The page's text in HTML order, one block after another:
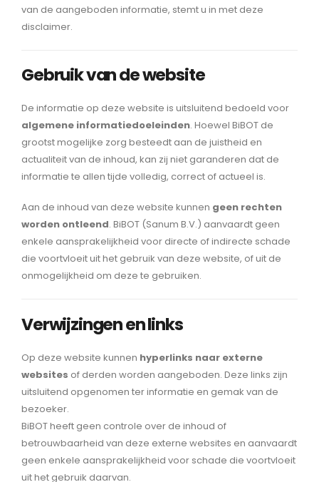
van de aangeboden informatie, stemt u in met deze
disclaimer.
Gebruik van de website
De informatie op deze website is uitsluitend bedoeld voor
algemene informatiedoeleinden. Hoewel BiBOT de
grootst mogelijke zorg besteedt aan de juistheid en
actualiteit van de inhoud, kan zij niet garanderen dat de
informatie te allen tijde volledig, correct of actueel is.
Aan de inhoud van deze website kunnen geen rechten
worden ontleend. BiBOT (Sanum B.V.) aanvaardt geen
enkele aansprakelijkheid voor directe of indirecte schade
die voortvloeit uit het gebruik van deze website, of uit de
onmogelijkheid om deze te gebruiken.
Verwijzingen en links
Op deze website kunnen hyperlinks naar externe
websites of derden worden aangeboden. Deze links zijn
uitsluitend opgenomen ter informatie en gemak van de
bezoeker.
BiBOT heeft geen controle over de inhoud of
betrouwbaarheid van deze externe websites en aanvaardt
geen enkele aansprakelijkheid voor schade die voortvloeit
uit het gebruik daarvan.